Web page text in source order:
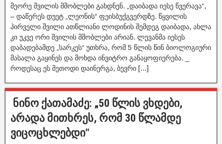
მეორე შვილის მშობლები გახდნენ. „დაიბადა იესე წვერავა“,
– დაწერეს დუეტ „ლეონის“ ფეისბუქგვერდზე. წყვილის
პირველი შვილი ათწლიანი ლოდინის შემდეგ დაიბადა, ახლა
კი უკვე ორი შვილის მშობლები არიან. ლევანმა იესეს
დაბადებამდე „სარკეს“ უთხრა, რომ 5 წლის წინ ბიოლოგიური
მასალა გაყინეს და მოხდა ინვიტრო განაყოფიერება. _
როდესაც ეს მეთოდი დაინერგა, ბევრი […]
ნინო ქათამაძე: „50 წლის ვხდები,
არადა მითხრეს, რომ 30 წლამდე
ვიცოცხლებდი“